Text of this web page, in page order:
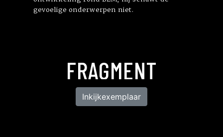
gevoelige onderwerpen niet.
FRAGMENT
Inkijkexemplaar